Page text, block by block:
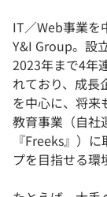
IT／Web事業を
Y&I Group。設
2023年まで4年
れており、成長
を中心に、将来
教育事業（自社
『Freeks』）
プを目指せる環